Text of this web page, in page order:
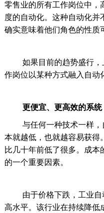
零售业的所有工作岗位中，
度的自动化。这种自动化并
确实意味着他们角色的性质
如果目前的趋势盛行，
作岗位以某种方式融入自动
更便宜、更高效的系统
与任何一种技术一样，
本就越低，也就越容易获得
比几十年前低了很多。成本
的一个重要因素。
由于价格下跌，工业自
高水平。该行业在持续降低